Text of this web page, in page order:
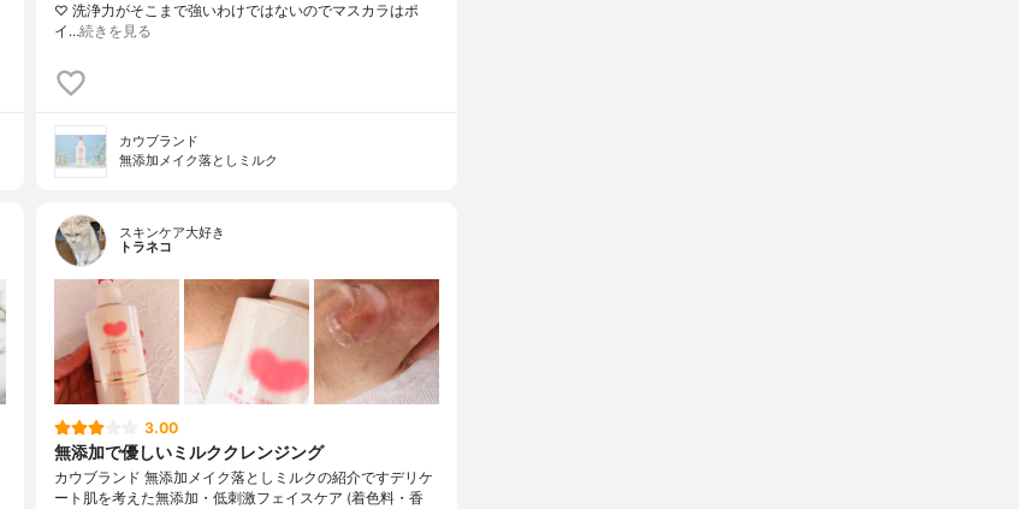
♡ 洗浄力がそこまで強いわけではないのでマスカラはポ
イ…続きを見る
カウブランド
無添加メイク落としミルク
スキンケア大好き
トラネコ
3.00
無添加で優しいミルククレンジング
カウブランド 無添加メイク落としミルクの紹介ですデリケ
ート肌を考えた無添加・低刺激フェイスケア (着色料・香